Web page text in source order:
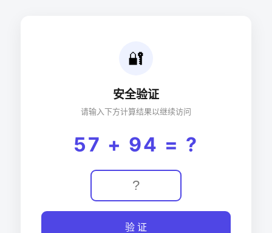
🔐
安全验证
请输入下方计算结果以继续访问
57 + 94 = ?
验 证